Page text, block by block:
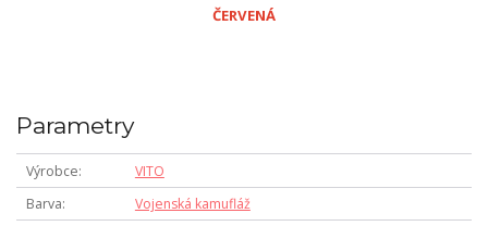
ČERVENÁ
Parametry
Výrobce
VITO
Barva
Vojenská kamufláž